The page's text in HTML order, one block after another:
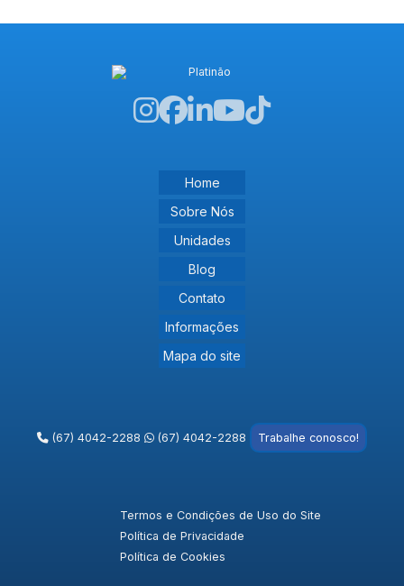
o corredor que liga o Brasil ao Pacífico
Transporte de grãos: a logística que movimenta o
conformidade na estrada
Home
Sobre Nós
Unidades
Blog
Contato
Informações
Mapa do site
(67) 4042-2288 (67) 4042-2288 Trabalhe conosco!
Termos e Condições de Uso do Site
Política de Privacidade
Política de Cookies